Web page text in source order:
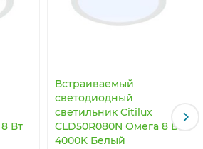
Вт
Встраиваемый
светодиодный
светильник Citilux
CLD50R080N Омега 8 Вт
4000K Белый